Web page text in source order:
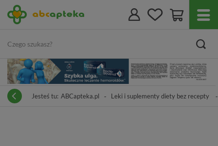
Jesteś tu: ABCapteka.pl Leki i suplementy diety bez recepty